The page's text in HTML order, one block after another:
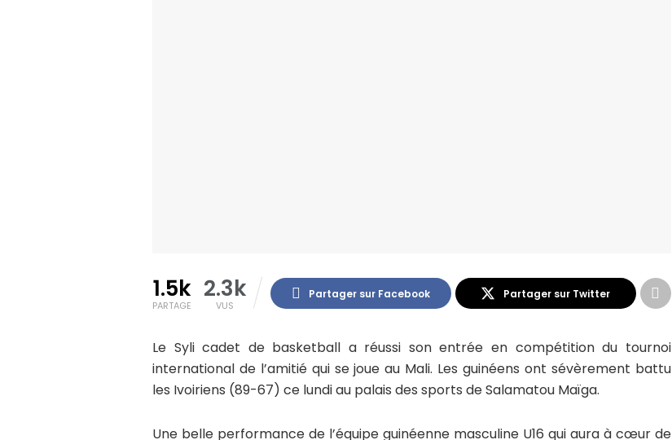
1.5k
PARTAGE
2.3k
VUS
Partager sur Facebook Partager sur Twitter
Le Syli cadet de basketball a réussi son entrée en compétition du tournoi
international de l’amitié qui se joue au Mali. Les guinéens ont sévèrement battu
les Ivoiriens (89-67) ce lundi au palais des sports de Salamatou Maïga.
Une belle performance de l’équipe guinéenne masculine U16 qui aura à cœur de